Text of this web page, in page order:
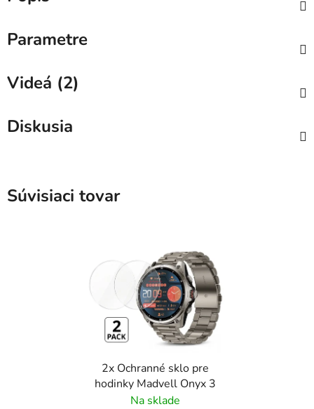
Parametre
Videá (2)
Diskusia
Súvisiaci tovar
2x Ochranné sklo pre
hodinky Madvell Onyx 3
Na sklade